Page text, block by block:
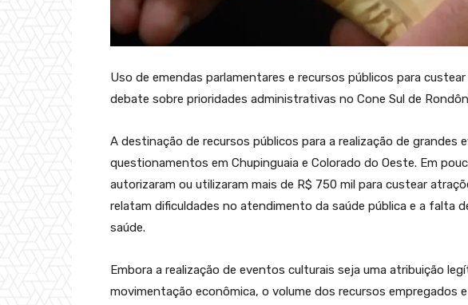
Uso de emendas parlamentares e recursos públicos para
debate sobre prioridades administrativas no Cone Sul de
A destinação de recursos públicos para a realização de grandes
questionamentos em Chupinguaia e Colorado do Oeste. Em
autorizaram ou utilizaram mais de R$ 750 mil para custear
relatam dificuldades no atendimento da saúde pública e a falta
saúde.
Embora a realização de eventos culturais seja uma atribuição
movimentação econômica, o volume dos recursos empregados